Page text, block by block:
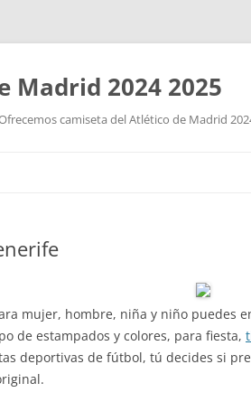
Madrid 2024 2025
camiseta del Atlético de Madrid
mujer, hombre, niña y niño puedes
de estampados y colores, para fiesta,
deportivas de fútbol, tú decides si